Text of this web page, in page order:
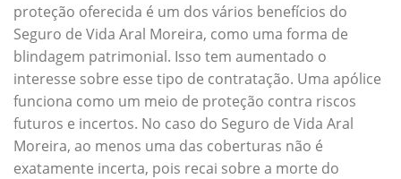
proteção oferecida é um dos vários benefícios do
Seguro de Vida Aral Moreira, como uma forma de
blindagem patrimonial. Isso tem aumentado o
interesse sobre esse tipo de contratação. Uma apólice
funciona como um meio de proteção contra riscos
futuros e incertos. No caso do Seguro de Vida Aral
Moreira, ao menos uma das coberturas não é
exatamente incerta, pois recai sobre a morte do